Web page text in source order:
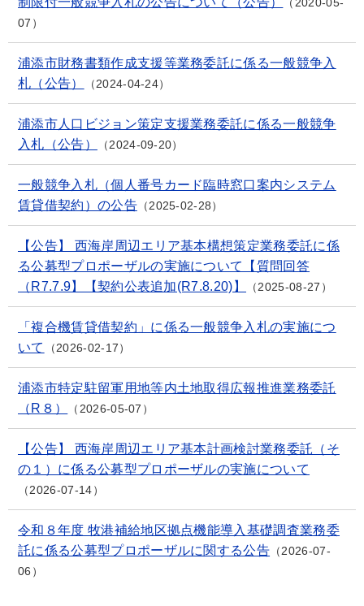
07
浦添市財務書類作成支援等業務委託に係る一般競争入
札（公告）
2024-04-24
浦添市人口ビジョン策定支援業務委託に係る一般競争
入札（公告）
2024-09-20
一般競争入札（個人番号カード臨時窓口案内システム
賃貸借契約）の公告
2025-02-28
【公告】 西海岸周辺エリア基本構想策定業務委託に係
る公募型プロポーザルの実施について【質問回答
（R7.7.9】【契約公表追加(R7.8.20)】
2025-08-27
「複合機賃貸借契約」に係る一般競争入札の実施につ
いて
2026-02-17
浦添市特定駐留軍用地等内土地取得広報推進業務委託
（R８）
2026-05-07
【公告】 西海岸周辺エリア基本計画検討業務委託（そ
の１）に係る公募型プロポーザルの実施について
2026-07-14
令和８年度 牧港補給地区拠点機能導入基礎調査業務委
託に係る公募型プロポーザルに関する公告
2026-07-
06